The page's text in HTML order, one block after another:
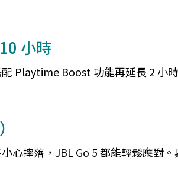
小時
Playtime Boost 功能再延長 2 小
心摔落，JBL Go 5 都能輕鬆應對